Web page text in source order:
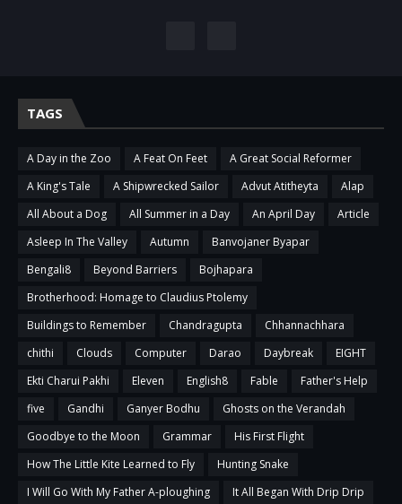
TAGS
A Day in the Zoo A Feat On Feet
A Great Social Reformer
A King's Tale
A Shipwrecked Sailor Advut Atitheyta
Alap
All About a Dog
All Summer in a Day An April Day
Article
Asleep In The Valley
Autumn
Banvojaner Byapar
Bengali8
Beyond Barriers
Bojhapara
Brotherhood: Homage to Claudius Ptolemy
Buildings to Remember
Chandragupta
Chhannachhara
chithi
Clouds Computer Darao Daybreak
EIGHT
Ekti Charui Pakhi
Eleven English8 Fable
Father's Help
five
Gandhi Ganyer Bodhu
Ghosts on the Verandah
Goodbye to the Moon
Grammar
His First Flight
How The Little Kite Learned to Fly
Hunting Snake
I Will Go With My Father A-ploughing
It All Began With Drip Drip